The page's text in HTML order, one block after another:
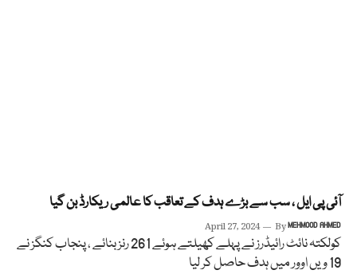
آئی پی ایل ، سب سے بڑے ہدف کے تعاقب کا عالمی ریکارڈ بن گیا
April 27, 2024 ByMEHMOOD AHMED
کولکتہ نائٹ رائیڈرز نے پہلے کھیلتے ہوئے 261 رنز بنائے ، پنجاب کنگز نے
19 ویں اوور میں ہدف حاصل کر لیا